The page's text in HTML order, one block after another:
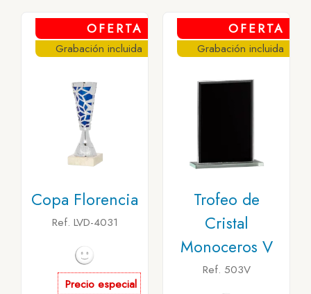
OFERTA
Grabación incluida
Copa Florencia
Ref. LVD-4031
Precio especial
OFERTA
Grabación incluida
Trofeo de
Cristal
Monoceros V
Ref. 503V